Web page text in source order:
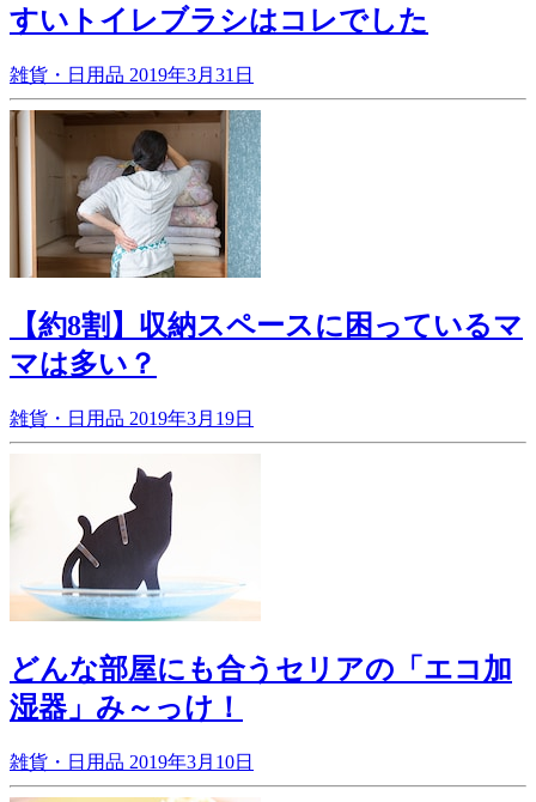
すいトイレブラシはコレでした
雑貨・日用品 2019年3月31日
【約8割】収納スペースに困っているマ
マは多い？
雑貨・日用品 2019年3月19日
どんな部屋にも合うセリアの「エコ加
湿器」み～っけ！
雑貨・日用品 2019年3月10日